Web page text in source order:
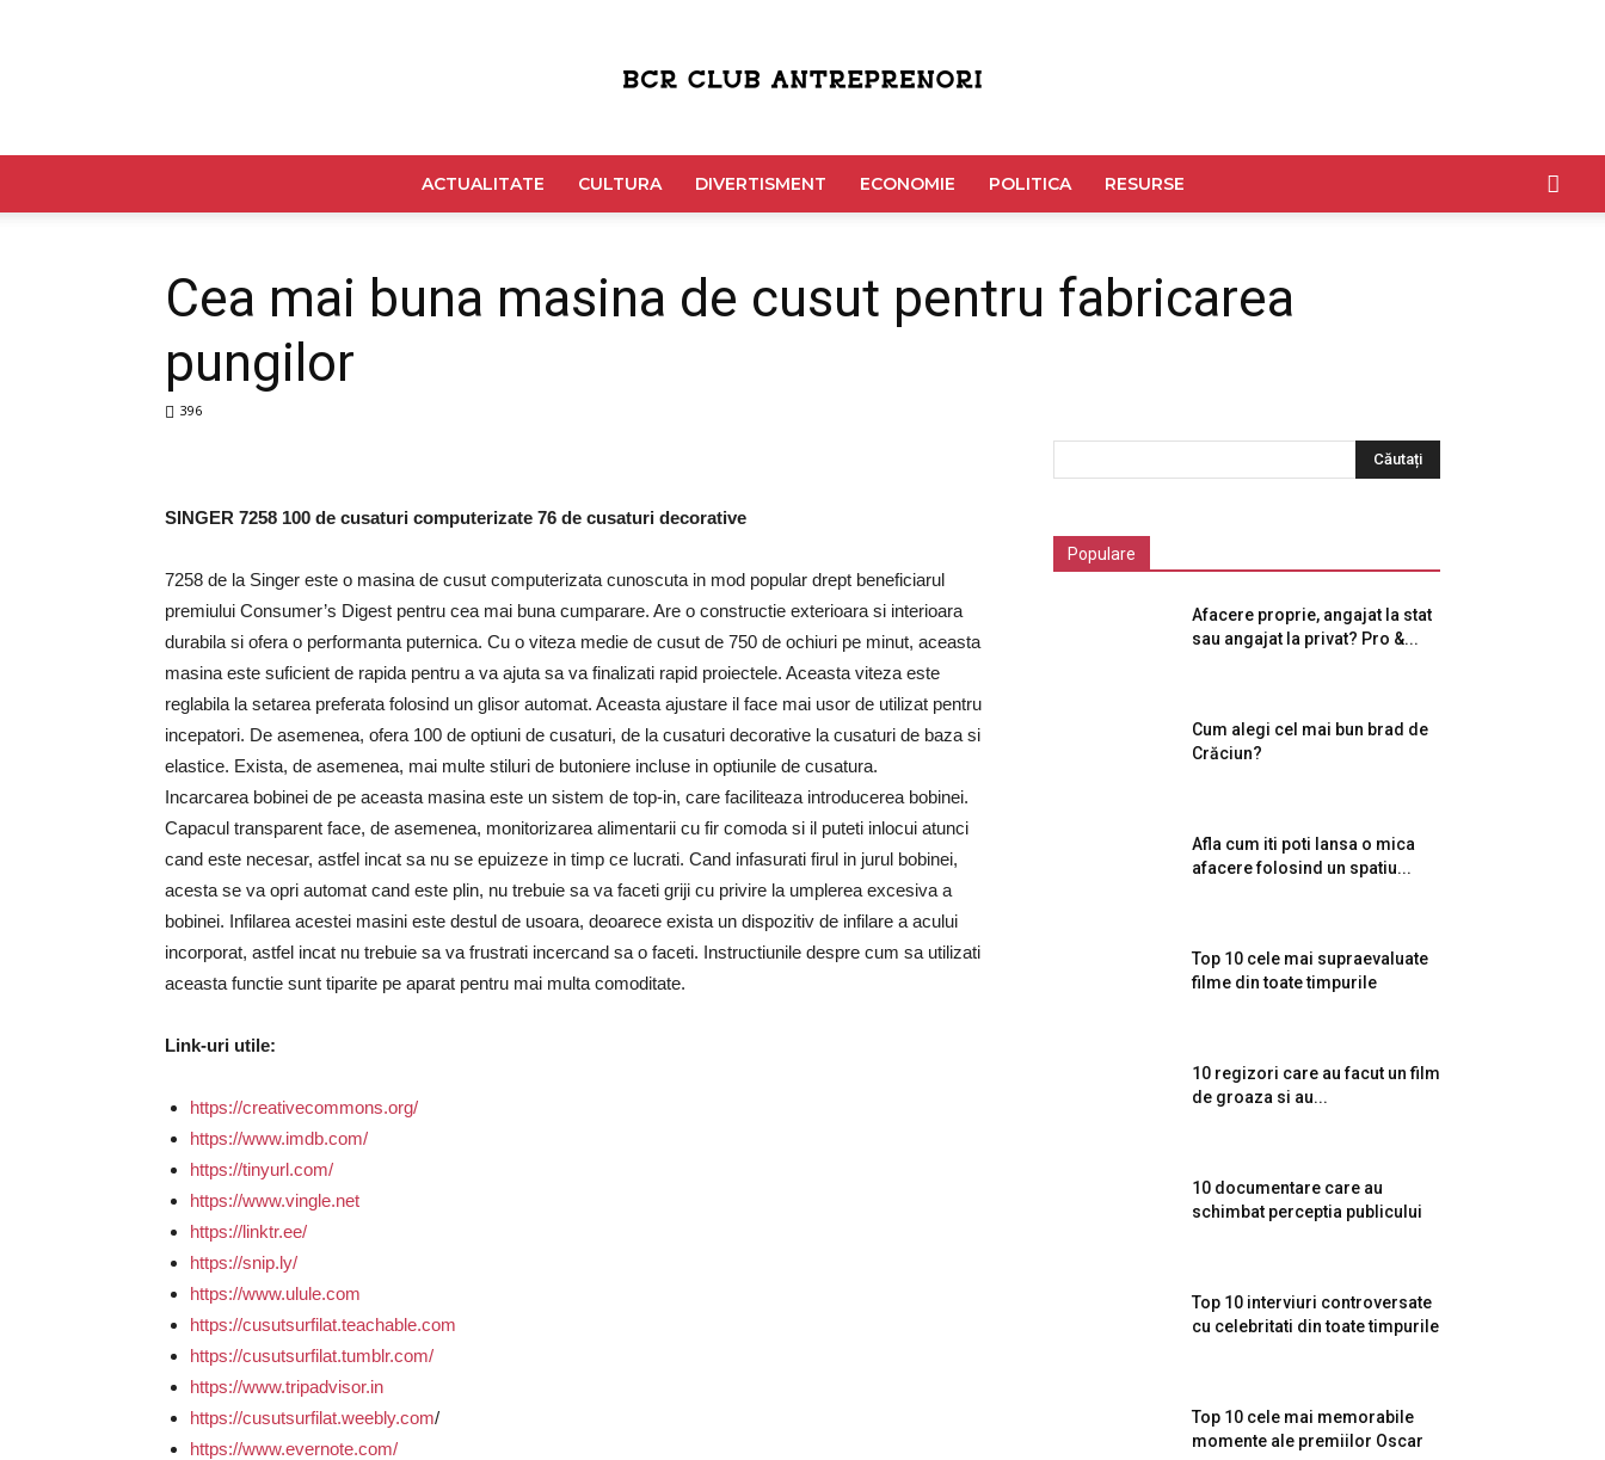
Club
ACTUALITATE CULTURA DIVERTISMENT ECONOMIE POLITICA RESURSE
Cea mai buna masina de cusut pentru fabricarea
pungilor
396
SINGER 7258 100 de cusaturi computerizate 76 de cusaturi decorative
7258 de la Singer este o masina de cusut computerizata cunoscuta in mod popular drept beneficiarul
premiului Consumer’s Digest pentru cea mai buna cumparare. Are o constructie exterioara si interioara
durabila si ofera o performanta puternica. Cu o viteza medie de cusut de 750 de ochiuri pe minut, aceasta
masina este suficient de rapida pentru a va ajuta sa va finalizati rapid proiectele. Aceasta viteza este
reglabila la setarea preferata folosind un glisor automat. Aceasta ajustare il face mai usor de utilizat pentru
incepatori. De asemenea, ofera 100 de optiuni de cusaturi, de la cusaturi decorative la cusaturi de baza si
elastice. Exista, de asemenea, mai multe stiluri de butoniere incluse in optiunile de cusatura.
Incarcarea bobinei de pe aceasta masina este un sistem de top-in, care faciliteaza introducerea bobinei.
Capacul transparent face, de asemenea, monitorizarea alimentarii cu fir comoda si il puteti inlocui atunci
cand este necesar, astfel incat sa nu se epuizeze in timp ce lucrati. Cand infasurati firul in jurul bobinei,
acesta se va opri automat cand este plin, nu trebuie sa va faceti griji cu privire la umplerea excesiva a
bobinei. Infilarea acestei masini este destul de usoara, deoarece exista un dispozitiv de infilare a acului
incorporat, astfel incat nu trebuie sa va frustrati incercand sa o faceti. Instructiunile despre cum sa utilizati
aceasta functie sunt tiparite pe aparat pentru mai multa comoditate.
Link-uri utile:
https://creativecommons.org/
https://www.imdb.com/
https://tinyurl.com/
https://www.vingle.net
https://linktr.ee/
https://snip.ly/
https://www.ulule.com
https://cusutsurfilat.teachable.com
https://cusutsurfilat.tumblr.com/
https://www.tripadvisor.in
https://cusutsurfilat.weebly.com/
https://www.evernote.com/
Populare
Afacere proprie, angajat la stat
sau angajat la privat? Pro &...
Cum alegi cel mai bun brad de
Crăciun?
Afla cum iti poti lansa o mica
afacere folosind un spatiu...
Top 10 cele mai supraevaluate
filme din toate timpurile
10 regizori care au facut un film
de groaza si au...
10 documentare care au
schimbat perceptia publicului
Top 10 interviuri controversate
cu celebritati din toate timpurile
Top 10 cele mai memorabile
momente ale premiilor Oscar